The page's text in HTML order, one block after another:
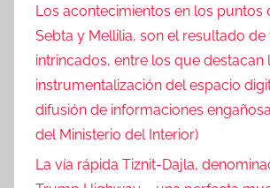
Los acontecimientos en los puntos
Sebta y Mellilia, son el resultado de
intrincados, entre los que destacan
instrumentalización del espacio
difusión de informaciones
del Ministerio del Interior)
La vía rápida Tiznit-Dajla,